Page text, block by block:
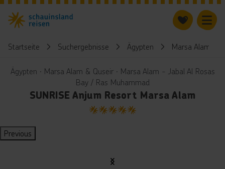
Startseite Suchergebnisse Ägypten Marsa Alam &
Ägypten ∙ Marsa Alam & Quseir ∙ Marsa Alam - Jabal Al Rosas
Bay / Ras Muhammad
SUNRISE Anjum Resort Marsa Alam
5
Previous